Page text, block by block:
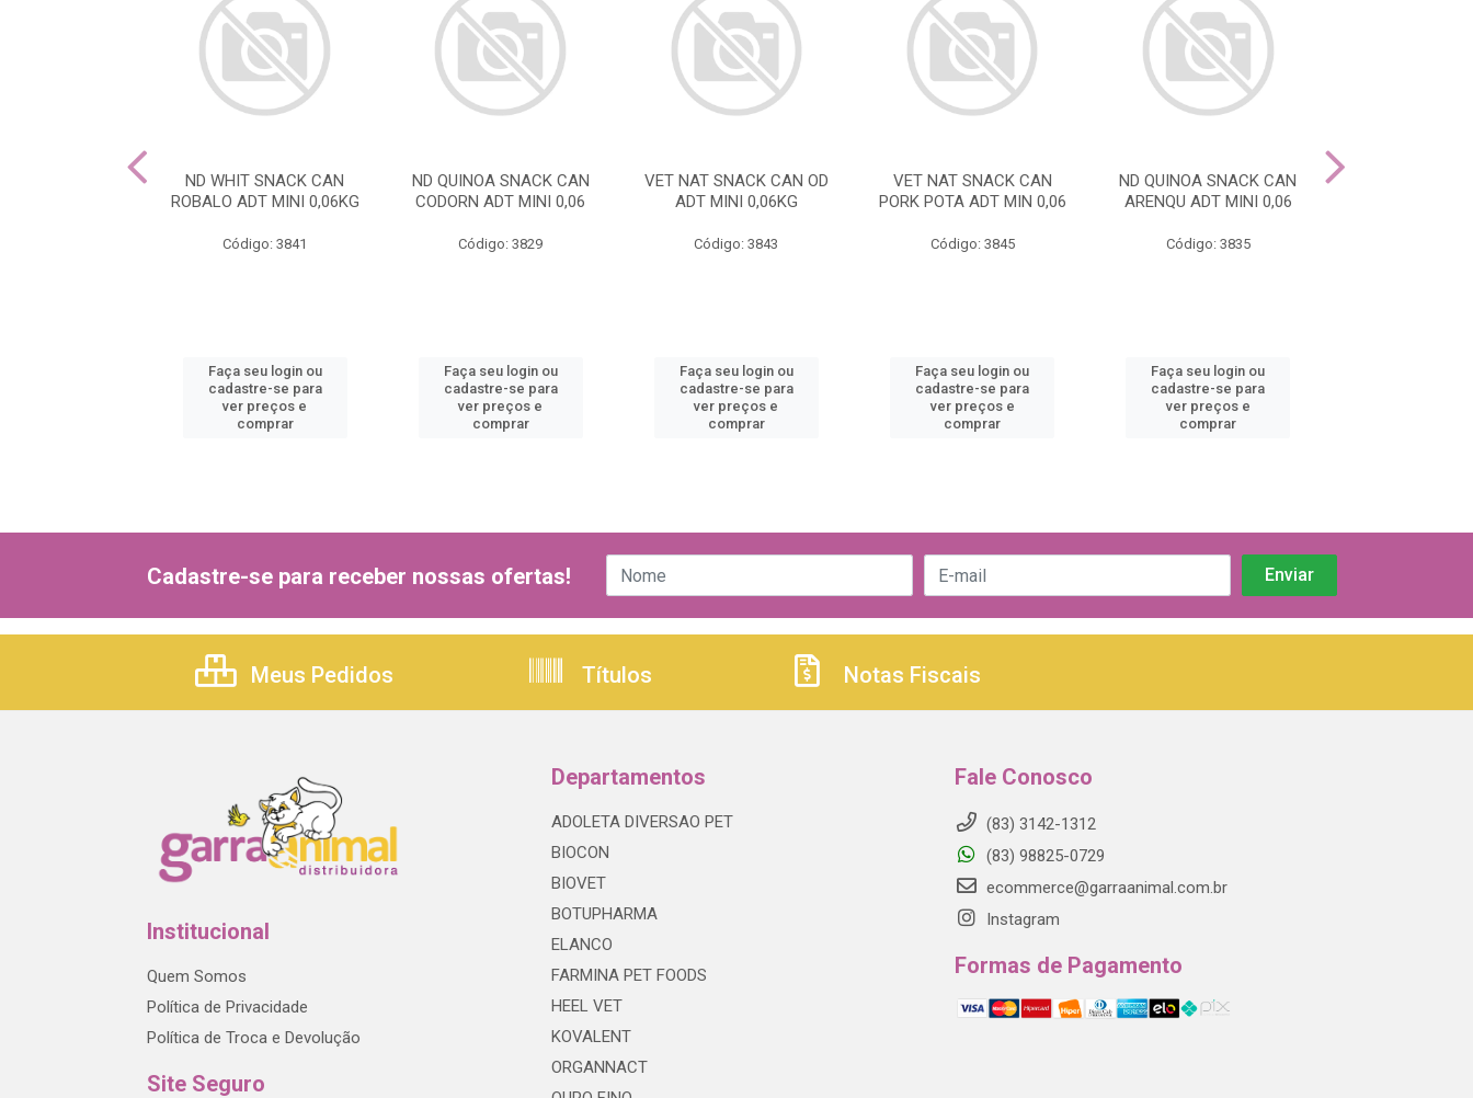
ND WHIT SNACK CAN
ROBALO ADT MINI 0,06KG
Código: 3841
Faça seu login ou
cadastre-se para
ver preços e
comprar
ND QUINOA SNACK CAN
CODORN ADT MINI 0,06
Código: 3829
Faça seu login ou
cadastre-se para
ver preços e
comprar
VET NAT SNACK CAN OD
ADT MINI 0,06KG
Código: 3843
Faça seu login ou
cadastre-se para
ver preços e
comprar
VET NAT SNACK CAN
PORK POTA ADT MIN 0,06
Código: 3845
Faça seu login ou
cadastre-se para
ver preços e
comprar
ND QUINOA SNACK CAN
ARENQU ADT MINI 0,06
Código: 3835
Faça seu login ou
cadastre-se para
ver preços e
comprar
Cadastre-se para receber nossas ofertas!
Meus Pedidos Títulos Notas Fiscais
Institucional
Quem Somos
Política de Privacidade
Política de Troca e Devolução
Site Seguro
Departamentos
ADOLETA DIVERSAO PET
BIOCON
BIOVET
BOTUPHARMA
ELANCO
FARMINA PET FOODS
HEEL VET
KOVALENT
ORGANNACT
Fale Conosco
(83) 3142-1312
(83) 98825-0729
ecommerce@garraanimal.com.br
Instagram
Formas de Pagamento